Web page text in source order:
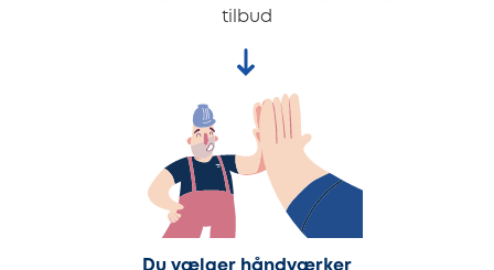
tilbud
Du vælger håndværker